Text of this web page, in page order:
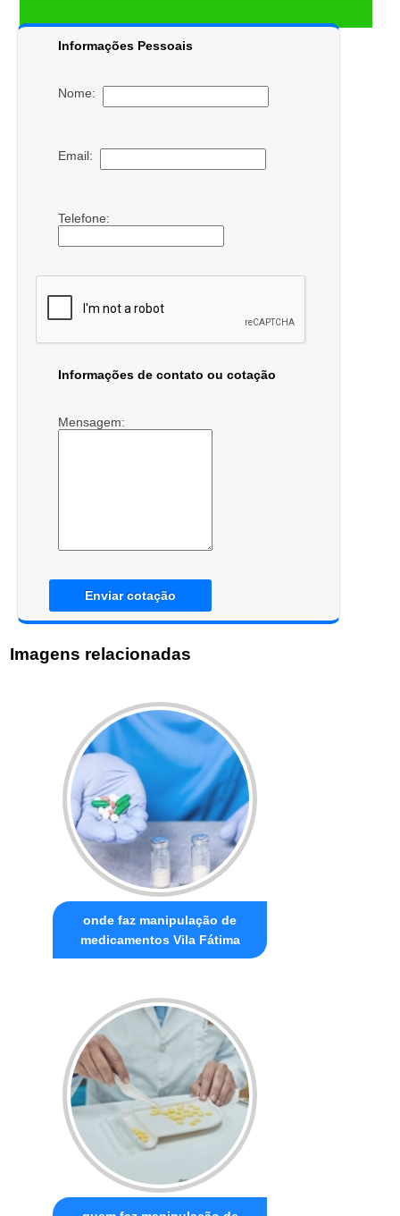
Informações Pessoais
Nome:
Email:
Telefone:
Informações de contato ou cotação
Mensagem:
Enviar cotação
Imagens relacionadas
onde faz manipulação de
medicamentos Vila Fátima